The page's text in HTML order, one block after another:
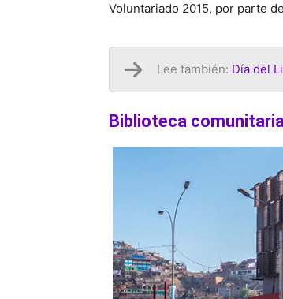
Voluntariado 2015, por parte
Lee también: Día del
Biblioteca